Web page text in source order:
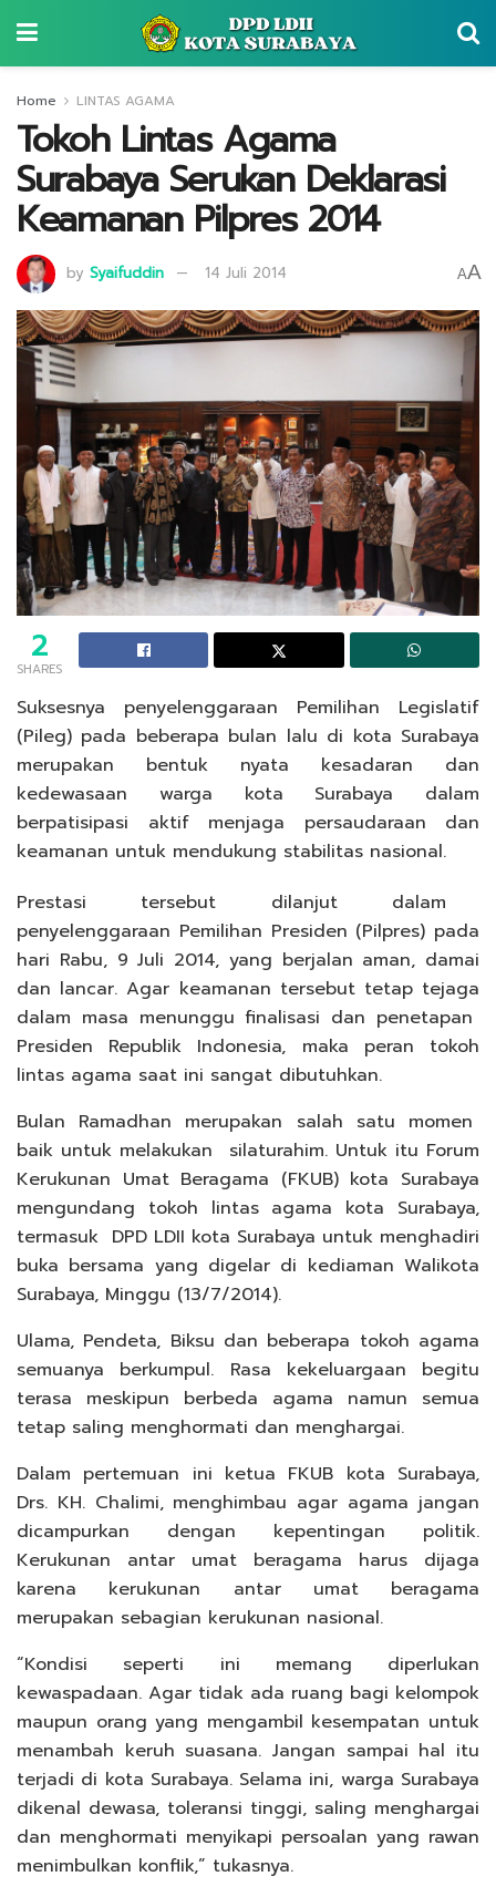
Home LINTAS AGAMA
Tokoh Lintas Agama
Surabaya Serukan Deklarasi
Keamanan Pilpres 2014
by Syaifuddin 14 Juli 2014 AA
2
SHARES
Suksesnya penyelenggaraan Pemilihan Legislatif
(Pileg) pada beberapa bulan lalu di kota Surabaya
merupakan bentuk nyata kesadaran dan
kedewasaan warga kota Surabaya dalam
berpatisipasi aktif menjaga persaudaraan dan
keamanan untuk mendukung stabilitas nasional.
Prestasi tersebut dilanjut dalam
penyelenggaraan Pemilihan Presiden (Pilpres) pada
hari Rabu, 9 Juli 2014, yang berjalan aman, damai
dan lancar. Agar keamanan tersebut tetap tejaga
dalam masa menunggu finalisasi dan penetapan
Presiden Republik Indonesia, maka peran tokoh
lintas agama saat ini sangat dibutuhkan.
Bulan Ramadhan merupakan salah satu momen
baik untuk melakukan silaturahim. Untuk itu Forum
Kerukunan Umat Beragama (FKUB) kota Surabaya
mengundang tokoh lintas agama kota Surabaya,
termasuk DPD LDII kota Surabaya untuk menghadiri
buka bersama yang digelar di kediaman Walikota
Surabaya, Minggu (13/7/2014).
Ulama, Pendeta, Biksu dan beberapa tokoh agama
semuanya berkumpul. Rasa kekeluargaan begitu
terasa meskipun berbeda agama namun semua
tetap saling menghormati dan menghargai.
Dalam pertemuan ini ketua FKUB kota Surabaya,
Drs. KH. Chalimi, menghimbau agar agama jangan
dicampurkan dengan kepentingan politik.
Kerukunan antar umat beragama harus dijaga
karena kerukunan antar umat beragama
merupakan sebagian kerukunan nasional.
“Kondisi seperti ini memang diperlukan
kewaspadaan. Agar tidak ada ruang bagi kelompok
maupun orang yang mengambil kesempatan untuk
menambah keruh suasana. Jangan sampai hal itu
terjadi di kota Surabaya. Selama ini, warga Surabaya
dikenal dewasa, toleransi tinggi, saling menghargai
dan menghormati menyikapi persoalan yang rawan
menimbulkan konflik,” tukasnya.